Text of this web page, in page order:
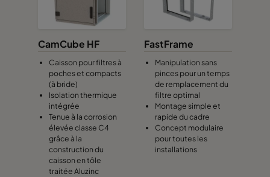
CamCube HF
Caisson pour filtres à
poches et compacts
(à bride)
Isolation thermique
intégrée
Tenue à la corrosion
élevée classe C4
grâce à la
construction du
caisson en tôle
traitée Aluzinc
FastFrame
Manipulation sans
pinces pour un temps
de remplacement du
filtre optimal
Montage simple et
rapide du cadre
Concept modulaire
pour toutes les
installations